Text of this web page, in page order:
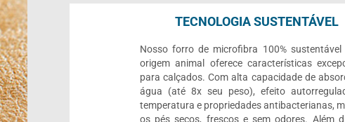
TECNOLOGIA SUSTENTÁVEL
Nosso forro de microfibra 100% sustentável
origem animal oferece características
para calçados. Com alta capacidade de
água (até 8x seu peso), efeito
temperatura e propriedades antibacterianas,
os pés secos, frescos e sem odores. Além